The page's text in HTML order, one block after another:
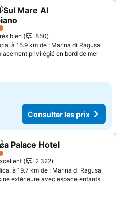
à mes favoris
Sul Mare Al
les prix
bien
850
à 15.9 km de : Marina di Ragusa
privilégié en bord de mer
Consulter les prix
à mes favoris
Palace Hotel
2 322
à 19.7 km de : Marina di Ragusa
extérieure avec espace enfants